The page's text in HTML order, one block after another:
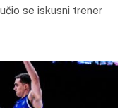
se iskusni trener